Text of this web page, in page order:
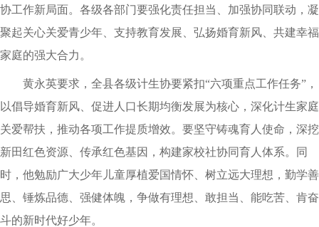
协工作新局面。各级各部门要强化责任担当、加强协同联动，凝
聚起关心关爱青少年、支持教育发展、弘扬婚育新风、共建幸福
家庭的强大合力。
黄永英要求，全县各级计生协要紧扣“六项重点工作任务”，
以倡导婚育新风、促进人口长期均衡发展为核心，深化计生家庭
关爱帮扶，推动各项工作提质增效。要坚守铸魂育人使命，深挖
新田红色资源、传承红色基因，构建家校社协同育人体系。同
时，他勉励广大少年儿童厚植爱国情怀、树立远大理想，勤学善
思、锤炼品德、强健体魄，争做有理想、敢担当、能吃苦、肯奋
斗的新时代好少年。